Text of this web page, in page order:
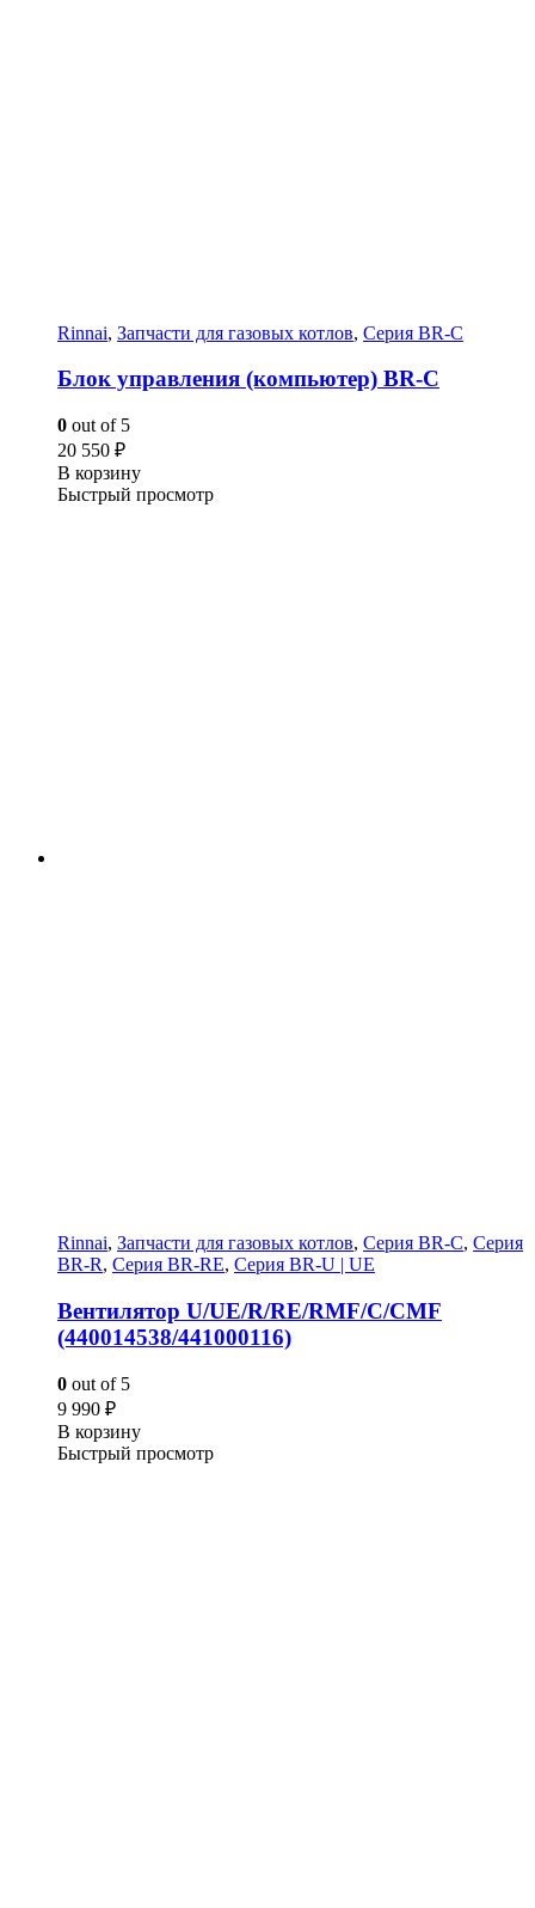
Rinnai, Запчасти для газовых котлов, Серия BR-C
Блок управления (компьютер) BR-C
0 out of 5
20 550 ₽
В корзину
Быстрый просмотр
Rinnai, Запчасти для газовых котлов, Серия BR-C, Серия
BR-R, Серия BR-RE, Серия BR-U | UE
Вентилятор U/UE/R/RE/RMF/C/CMF
(440014538/441000116)
0 out of 5
9 990 ₽
В корзину
Быстрый просмотр